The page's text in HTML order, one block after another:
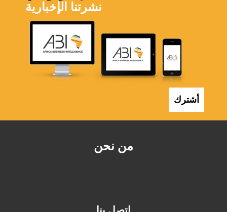
من نحن
نشرتنا الإخبارية
أشترك